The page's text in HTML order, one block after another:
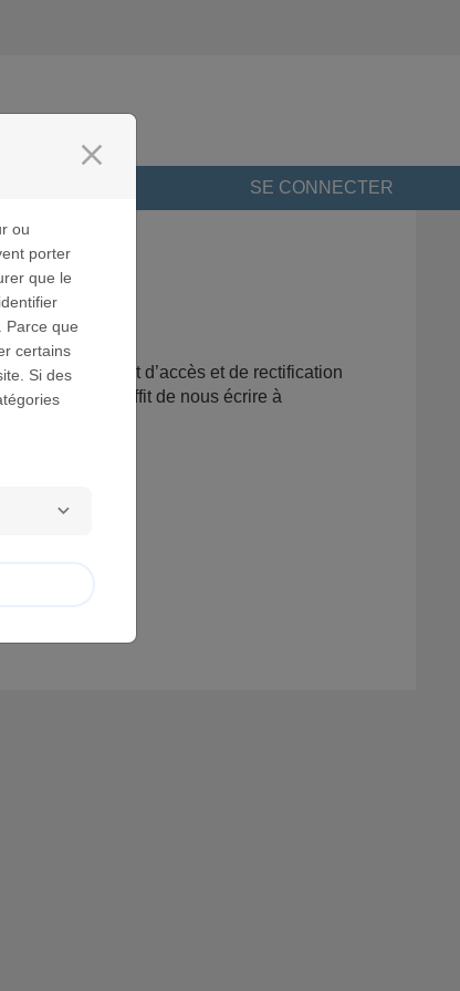
SE CONNECTER
d’un droit d’accès et de rectification
droit, il vous suffit de nous écrire à
close
ou
porter
que le
Parce que
certains
Si des